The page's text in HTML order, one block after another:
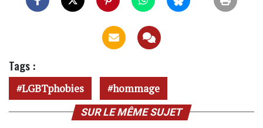
Tags :
LGBTphobies hommage
SUR LE MÊME SUJET